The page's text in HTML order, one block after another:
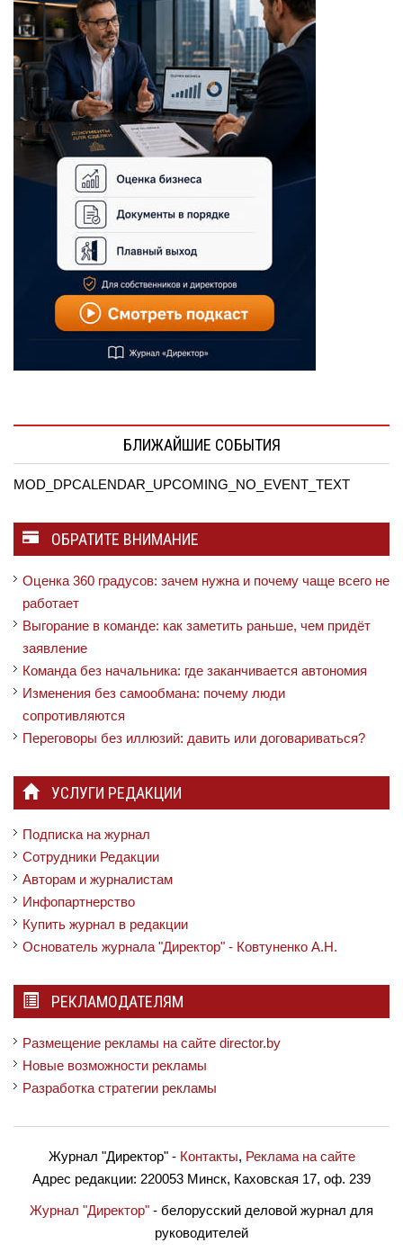
БЛИЖАЙШИЕ СОБЫТИЯ
MOD_DPCALENDAR_UPCOMING_NO_EVENT_TEXT
ОБРАТИТЕ ВНИМАНИЕ
Оценка 360 градусов: зачем нужна и почему чаще всего не
работает
Выгорание в команде: как заметить раньше, чем придёт
заявление
Команда без начальника: где заканчивается автономия
Изменения без самообмана: почему люди
сопротивляются
Переговоры без иллюзий: давить или договариваться?
УСЛУГИ РЕДАКЦИИ
Подписка на журнал
Сотрудники Редакции
Авторам и журналистам
Инфопартнерство
Купить журнал в редакции
Основатель журнала "Директор" - Ковтуненко А.Н.
РЕКЛАМОДАТЕЛЯМ
Размещение рекламы на сайте director.by
Новые возможности рекламы
Разработка стратегии рекламы
Журнал "Директор"- Контакты, Реклама на сайте
Адрес редакции: 220053 Минск, Каховская 17, оф. 239
Журнал "Директор" - белорусский деловой журнал для
руководителей